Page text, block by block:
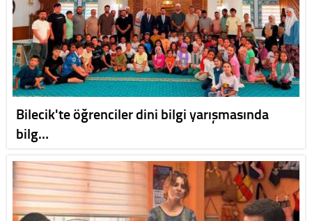
Bilecik'te öğrenciler dini bilgi yarışmasında
bilg…